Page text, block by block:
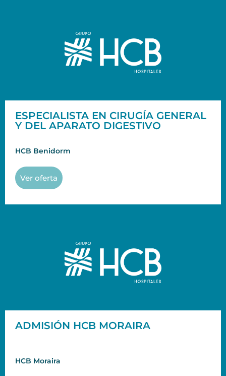
ESPECIALISTA EN CIRUGÍA GENERAL
Y DEL APARATO DIGESTIVO
HCB Benidorm
Ver oferta
ADMISIÓN HCB MORAIRA
HCB Moraira